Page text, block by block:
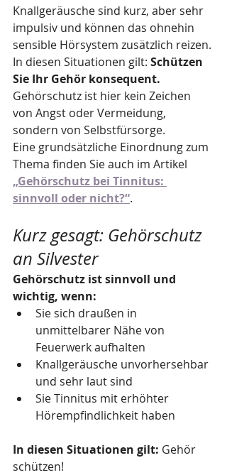
Knallgeräusche sind kurz, aber sehr
impulsiv und können das ohnehin
sensible Hörsystem zusätzlich reizen.
In diesen Situationen gilt: Schützen
Sie Ihr Gehör konsequent.
Gehörschutz ist hier kein Zeichen
von Angst oder Vermeidung,
sondern von Selbstfürsorge.
Eine grundsätzliche Einordnung zum
Thema finden Sie auch im Artikel
„Gehörschutz bei Tinnitus:
sinnvoll oder nicht?“.
Kurz gesagt: Gehörschutz
an Silvester
Gehörschutz ist sinnvoll und
wichtig, wenn:
Sie sich draußen in
unmittelbarer Nähe von
Feuerwerk aufhalten
Knallgeräusche unvorhersehbar
und sehr laut sind
Sie Tinnitus mit erhöhter
Hörempfindlichkeit haben
In diesen Situationen gilt: Gehör
schützen!